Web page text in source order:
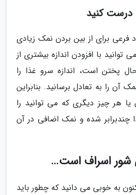
درست کنید
فرعی برای از بین بردن نمک زیادی
با افزودن اندازه بیشتری از
پختن است، اندازه سرو غذا را
آن را به تعادل برسانید. بنابراین
هر چیز دیگری که می توانید را
چندبرابر شده و نمک اضافی در آن
شور اسراف است…
به خوبی می دانید که چطور باید